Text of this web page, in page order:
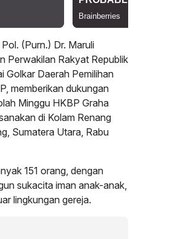
(Purn.) Dr. Maruli
Perwakilan Rakyat Republik
Golkar Daerah Pemilihan
memberikan dukungan
Minggu HKBP Graha
di Kolam Renang
Sumatera Utara, Rabu
151 orang, dengan
sukacita iman anak-anak,
lingkungan gereja.